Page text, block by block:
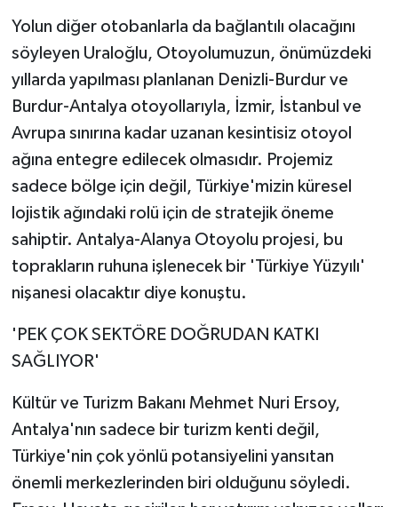
Yolun diğer otobanlarla da bağlantılı olacağını
söyleyen Uraloğlu, Otoyolumuzun, önümüzdeki
yıllarda yapılması planlanan Denizli-Burdur ve
Burdur-Antalya otoyollarıyla, İzmir, İstanbul ve
Avrupa sınırına kadar uzanan kesintisiz otoyol
ağına entegre edilecek olmasıdır. Projemiz
sadece bölge için değil, Türkiye'mizin küresel
lojistik ağındaki rolü için de stratejik öneme
sahiptir. Antalya-Alanya Otoyolu projesi, bu
toprakların ruhuna işlenecek bir 'Türkiye Yüzyılı'
nişanesi olacaktır diye konuştu.
'PEK ÇOK SEKTÖRE DOĞRUDAN KATKI
SAĞLIYOR'
Kültür ve Turizm Bakanı Mehmet Nuri Ersoy,
Antalya'nın sadece bir turizm kenti değil,
Türkiye'nin çok yönlü potansiyelini yansıtan
önemli merkezlerinden biri olduğunu söyledi.